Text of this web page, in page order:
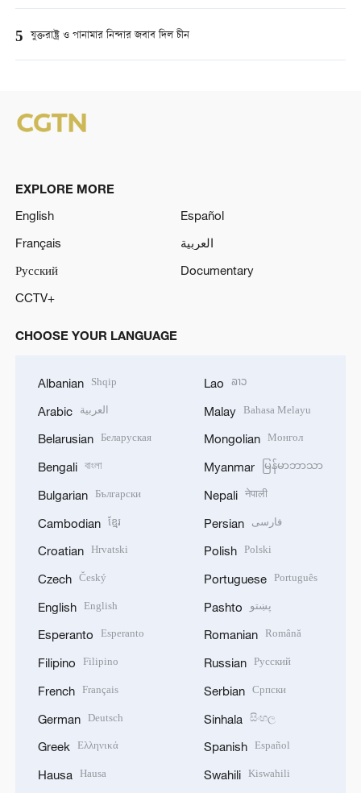
5 যুক্তরাষ্ট্র ও পানামার নিন্দার জবাব দিল চীন
EXPLORE MORE
English
Español
Français
العربية
Русский
Documentary
CCTV+
CHOOSE YOUR LANGUAGE
Albanian Shqip
Arabic العربية
Belarusian Беларуская
Bengali বাংলা
Bulgarian Български
Cambodian ខ្មែរ
Croatian Hrvatski
Czech Český
English English
Esperanto Esperanto
Filipino Filipino
French Français
German Deutsch
Greek Ελληνικά
Hausa Hausa
Lao ລາວ
Malay Bahasa Melayu
Mongolian Монгол
Myanmar မြန်မာဘာသာ
Nepali नेपाली
Persian فارسی
Polish Polski
Portuguese Português
Pashto پښتو
Romanian Română
Russian Русский
Serbian Српски
Sinhala සිංහල
Spanish Español
Swahili Kiswahili